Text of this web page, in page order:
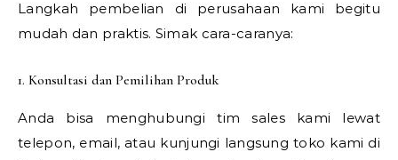
Langkah pembelian di perusahaan kami begitu
mudah dan praktis. Simak cara-caranya:
1. Konsultasi dan Pemilihan Produk
Anda bisa menghubungi tim sales kami lewat
telepon, email, atau kunjungi langsung toko kami di